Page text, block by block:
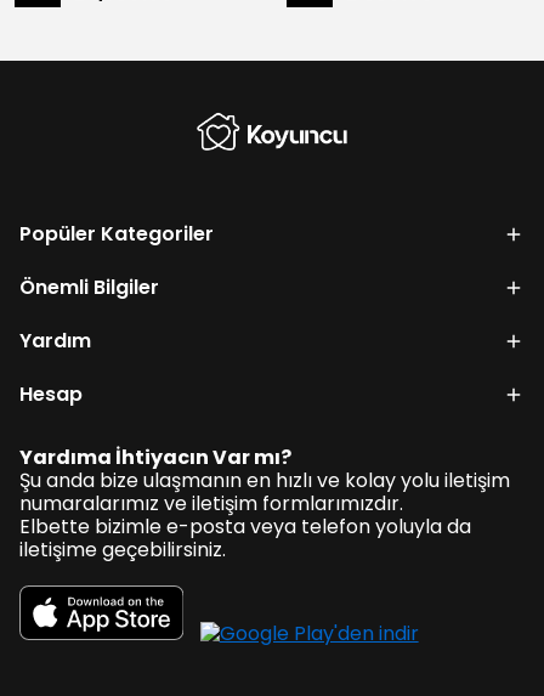
Popüler Kategoriler
Önemli Bilgiler
Yardım
Hesap
Yardıma İhtiyacın Var mı?
Şu anda bize ulaşmanın en hızlı ve kolay yolu iletişim
numaralarımız ve iletişim formlarımızdır.
Elbette bizimle e-posta veya telefon yoluyla da
iletişime geçebilirsiniz.